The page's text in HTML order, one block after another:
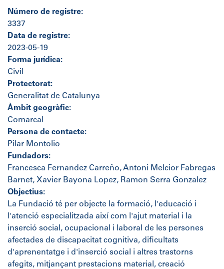
Número de registre:
3337
Data de registre:
2023-05-19
Forma jurídica:
Civil
Protectorat:
Generalitat de Catalunya
Àmbit geogràfic:
Comarcal
Persona de contacte:
Pilar Montolio
Fundadors:
Francesca Fernandez Carreño, Antoni Melcior Fabregas
Barnet, Xavier Bayona Lopez, Ramon Serra Gonzalez
Objectius:
La Fundació té per objecte la formació, l'educació i
l'atenció especialitzada així com l'ajut material i la
inserció social, ocupacional i laboral de les persones
afectades de discapacitat cognitiva, dificultats
d'aprenentatge i d'inserció social i altres trastorns
afegits, mitjançant prestacions material, creació